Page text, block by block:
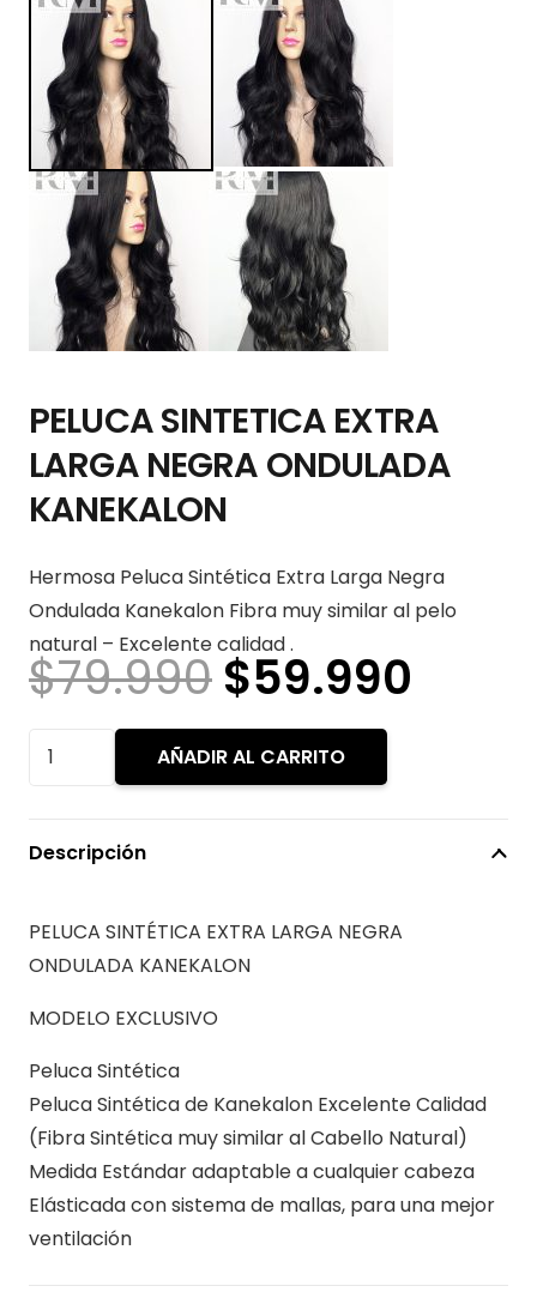
PELUCA SINTETICA EXTRA
LARGA NEGRA ONDULADA
KANEKALON
Hermosa Peluca Sintética Extra Larga Negra
Ondulada Kanekalon Fibra muy similar al pelo
natural – Excelente calidad .
$79.990 El
precio
original
era:
$59.990
PELUCA
SINTETICA
LARGA
KANEKALON
cantidad
AÑADIR AL CARRITO
Descripción
PELUCA SINTÉTICA EXTRA LARGA NEGRA
ONDULADA KANEKALON
MODELO EXCLUSIVO
Peluca Sintética
Peluca Sintética de Kanekalon Excelente Calidad
(Fibra Sintética muy similar al Cabello Natural)
Medida Estándar adaptable a cualquier cabeza
Elásticada con sistema de mallas, para una mejor
ventilación